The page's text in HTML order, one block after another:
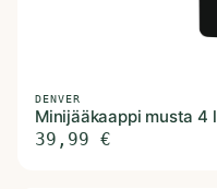
DENVER
Minijääkaappi musta 4 l
39,99 €